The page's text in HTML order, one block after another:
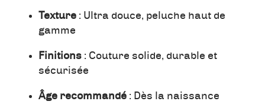
Texture : Ultra douce, peluche haut de
gamme
Finitions : Couture solide, durable et
sécurisée
Âge recommandé : Dès la naissance